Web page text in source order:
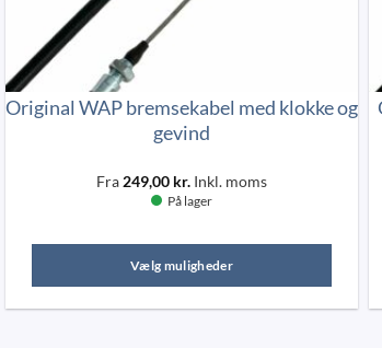
på
Original WAP bremsekabel med klokke og
gevind
Fra 249,00 kr.Inkl. moms
På lager
Vælg muligheder
Dette